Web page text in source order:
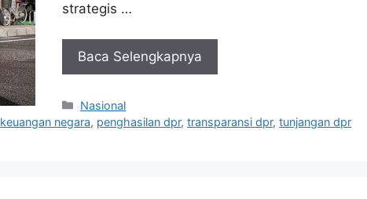
strategis …
Baca Selengkapnya
Kategori
Nasional
keuangan negara, penghasilan dpr,transparansi dpr,tunjangan dpr